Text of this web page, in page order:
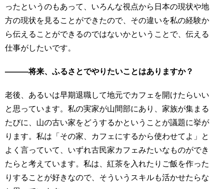
ったというのもあって、いろんな視点から日本の現状や地
方の現状を見ることができたので、その違いを私の経験か
ら伝えることができるのではないかということで、伝える
仕事がしたいです。
―――将来、ふるさとでやりたいことはありますか？
老後、あるいは早期退職して地元でカフェを開けたらいい
と思っています。私の実家が山間部にあり、家族が集まる
たびに、山の古い家をどうするかということが議題に挙が
ります。私は「その家、カフェにするから使わせてよ」と
よく言っていて、いずれ古民家カフェみたいなものができ
たらと考えています。私は、紅茶を入れたりご飯を作った
りすることが好きなので、そういうスキルも活かせたらな